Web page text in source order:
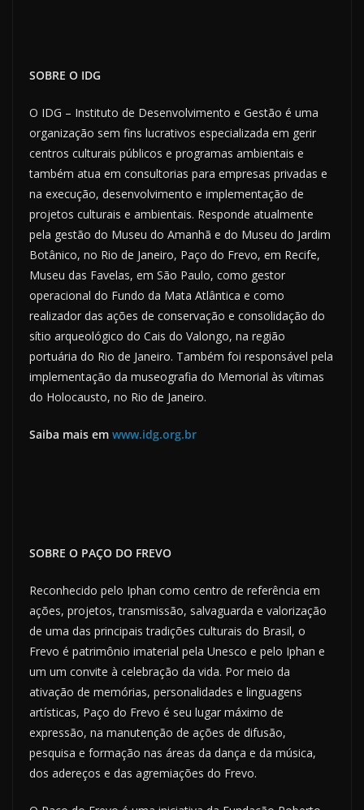
SOBRE O IDG
O IDG – Instituto de Desenvolvimento e Gestão é uma
organização sem fins lucrativos especializada em gerir
centros culturais públicos e programas ambientais e
também atua em consultorias para empresas privadas e
na execução, desenvolvimento e implementação de
projetos culturais e ambientais. Responde atualmente
pela gestão do Museu do Amanhã e do Museu do Jardim
Botânico, no Rio de Janeiro, Paço do Frevo, em Recife,
Museu das Favelas, em São Paulo, como gestor
operacional do Fundo da Mata Atlântica e como
realizador das ações de conservação e consolidação do
sítio arqueológico do Cais do Valongo, na região
portuária do Rio de Janeiro. Também foi responsável pela
implementação da museografia do Memorial às vítimas
do Holocausto, no Rio de Janeiro.
Saiba mais em www.idg.org.br
SOBRE O PAÇO DO FREVO
Reconhecido pelo Iphan como centro de referência em
ações, projetos, transmissão, salvaguarda e valorização
de uma das principais tradições culturais do Brasil, o
Frevo é patrimônio imaterial pela Unesco e pelo Iphan e
um um convite à celebração da vida. Por meio da
ativação de memórias, personalidades e linguagens
artísticas, Paço do Frevo é seu lugar máximo de
expressão, na manutenção de ações de difusão,
pesquisa e formação nas áreas da dança e da música,
dos adereços e das agremiações do Frevo.